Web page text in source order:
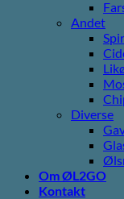
Andet
Diverse
Om ØL2GO
Kontakt